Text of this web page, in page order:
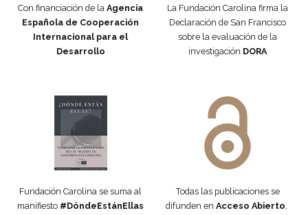
Con financiación de la Agencia
Española de Cooperación
Internacional para el
Desarrollo
La Fundación Carolina firma la
Declaración de San Francisco
sobre la evaluación de la
investigación DORA
Fundación Carolina se suma al
manifiesto #DóndeEstánEllas
Todas las publicaciones se
difunden en Acceso Abierto,